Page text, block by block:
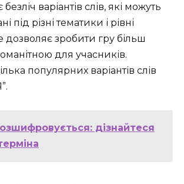
безліч варіантів слів, які можуть
під різні тематики і рівні
дозволяє зробити гру більш
для учасників.
популярних варіантів слів
дізнайтеся